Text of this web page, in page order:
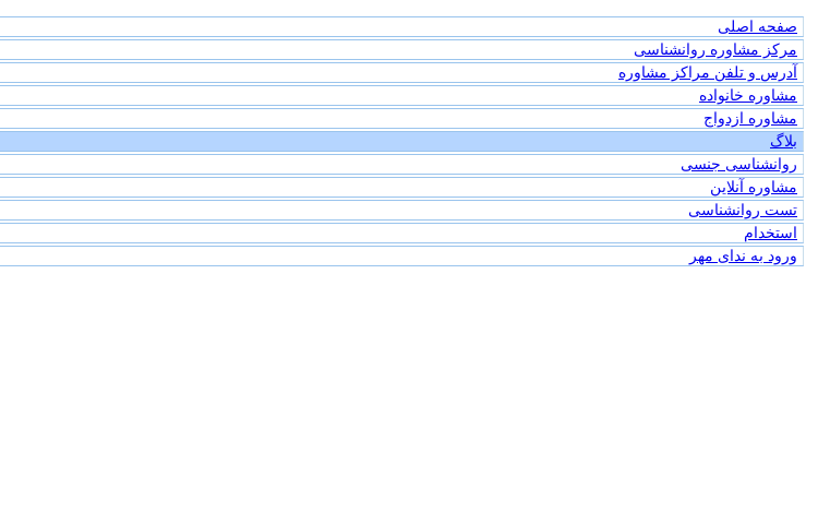
صفحه اصلی
مرکز مشاوره روانشناسی
آدرس و تلفن مراکز مشاوره
مشاوره خانواده
مشاوره ازدواج
بلاگ
روانشناسی جنسی
مشاوره آنلاین
تست روانشناسی
استخدام
ورود به ندای مهر